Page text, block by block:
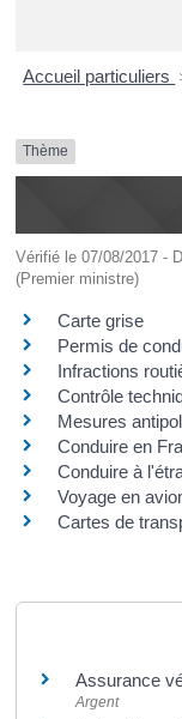
Accueil particuliers
Thème
Vérifié le 07/08/2017 -
(Premier ministre)
Carte grise
Permis de
Infractions
Contrôle
Mesures
Conduire en
Conduire à
Voyage en
Cartes de
Assurance
Argent